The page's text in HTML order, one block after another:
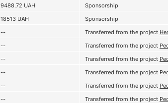
9488.72 UAH
Sponsorship
18513 UAH
Sponsorship
-- Transferred from the project
-- Transferred from the project
-- Transferred from the project
-- Transferred from the project
-- Transferred from the project
-- Transferred from the project